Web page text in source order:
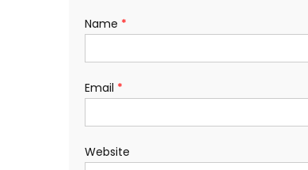
Name *
Email *
Website